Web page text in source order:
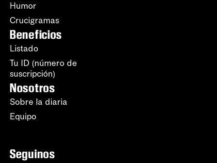
Humor
Crucigramas
Beneficios
Listado
Tu ID (número de
suscripción)
Nosotros
Sobre la diaria
Equipo
Seguinos